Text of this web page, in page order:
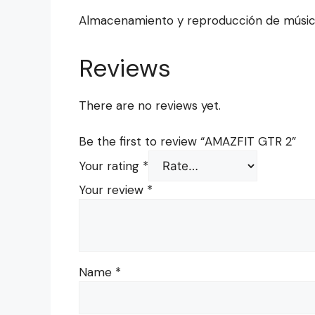
Almacenamiento y reproducción de
Reviews
There are no reviews yet.
Be the first to review “AMAZFIT GTR 2”
Your rating *
Your review *
Name *